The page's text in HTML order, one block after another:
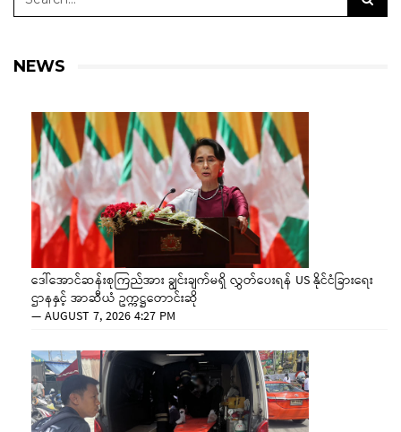
NEWS
ဒေါ်အောင်ဆန်းစုကြည်အား ချွင်းချက်မရှိ လွှတ်ပေးရန် US နိုင်ငံခြားရေး
ဌာနနှင့် အာဆီယံ ဥက္ကဋ္ဌတောင်းဆို
—AUGUST 7, 2026 4:27 PM